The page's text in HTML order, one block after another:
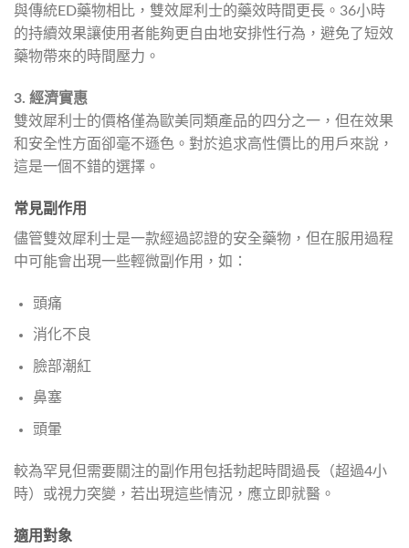
與傳統ED藥物相比，雙效犀利士的藥效時間更長。36小時
的持續效果讓使用者能夠更自由地安排性行為，避免了短效
藥物帶來的時間壓力。
3. 經濟實惠
雙效犀利士的價格僅為歐美同類產品的四分之一，但在效果
和安全性方面卻毫不遜色。對於追求高性價比的用戶來說，
這是一個不錯的選擇。
常見副作用
儘管雙效犀利士是一款經過認證的安全藥物，但在服用過程
中可能會出現一些輕微副作用，如：
頭痛
消化不良
臉部潮紅
鼻塞
頭暈
較為罕見但需要關注的副作用包括勃起時間過長（超過4小
時）或視力突變，若出現這些情況，應立即就醫。
適用對象